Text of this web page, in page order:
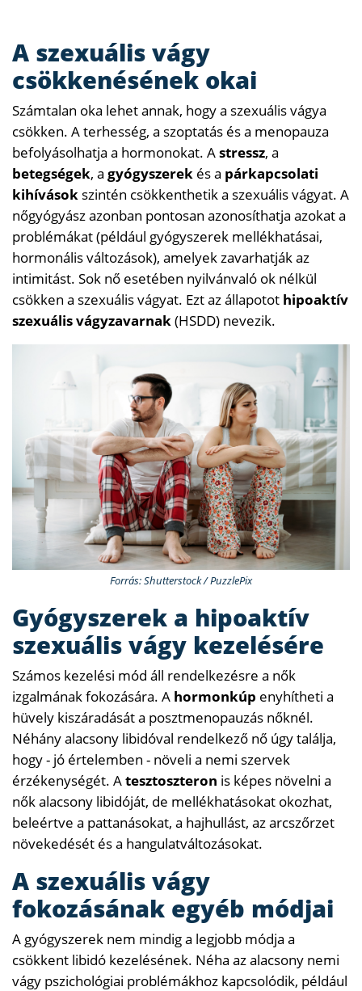
A szexuális vágy
csökkenésének okai
Számtalan oka lehet annak, hogy a szexuális vágya
csökken. A terhesség, a szoptatás és a menopauza
befolyásolhatja a hormonokat. Astressz, a
betegségek, a gyógyszerek és a párkapcsolati
kihívások szintén csökkenthetik a szexuális vágyat. A
nőgyógyász azonban pontosan azonosíthatja azokat a
problémákat (például gyógyszerek mellékhatásai,
hormonális változások), amelyek zavarhatják az
intimitást. Sok nő esetében nyilvánvaló ok nélkül
csökken a szexuális vágyat. Ezt az állapotot hipoaktív
szexuális vágyzavarnak(HSDD) nevezik.
Forrás: Shutterstock / PuzzlePix
Gyógyszerek a hipoaktív
szexuális vágy kezelésére
Számos kezelési mód áll rendelkezésre a nők
izgalmának fokozására. A hormonkúp enyhítheti a
hüvely kiszáradását a posztmenopauzás nőknél.
Néhány alacsony libidóval rendelkező nő úgy találja,
hogy - jó értelemben - növeli a nemi szervek
érzékenységét. Atesztoszteron is képes növelni a
nők alacsony libidóját, de mellékhatásokat okozhat,
beleértve a pattanásokat, a hajhullást, az arcszőrzet
növekedését és a hangulatváltozásokat.
A szexuális vágy
fokozásának egyéb módjai
A gyógyszerek nem mindig a legjobb módja a
csökkent libidó kezelésének. Néha az alacsony nemi
vágy pszichológiai problémákhoz kapcsolódik, például